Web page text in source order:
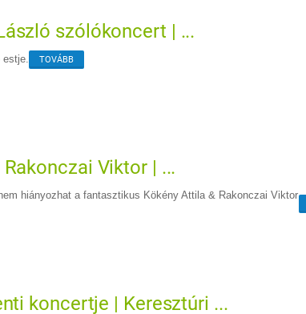
szólókoncert | ...
TOVÁBB
Viktor | ...
hiányozhat a fantasztikus Kökény Attila & Rakonczai Viktor
koncertje | Keresztúri ...